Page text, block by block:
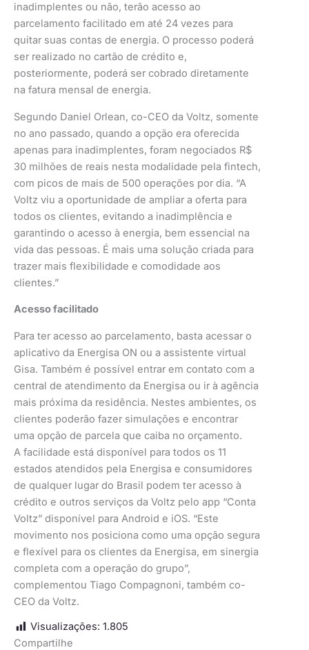
inadimplentes ou não, terão acesso ao
parcelamento facilitado em até 24 vezes para
quitar suas contas de energia. O processo poderá
ser realizado no cartão de crédito e,
posteriormente, poderá ser cobrado diretamente
na fatura mensal de energia.
Segundo Daniel Orlean, co-CEO da Voltz, somente
no ano passado, quando a opção era oferecida
apenas para inadimplentes, foram negociados R$
30 milhões de reais nesta modalidade pela fintech,
com picos de mais de 500 operações por dia. “A
Voltz viu a oportunidade de ampliar a oferta para
todos os clientes, evitando a inadimplência e
garantindo o acesso à energia, bem essencial na
vida das pessoas. É mais uma solução criada para
trazer mais flexibilidade e comodidade aos
clientes.”
Acesso facilitado
Para ter acesso ao parcelamento, basta acessar o
aplicativo da Energisa ON ou a assistente virtual
Gisa. Também é possível entrar em contato com a
central de atendimento da Energisa ou ir à agência
mais próxima da residência. Nestes ambientes, os
clientes poderão fazer simulações e encontrar
uma opção de parcela que caiba no orçamento.
A facilidade está disponível para todos os 11
estados atendidos pela Energisa e consumidores
de qualquer lugar do Brasil podem ter acesso à
crédito e outros serviços da Voltz pelo app “Conta
Voltz” disponível para Android e iOS. “Este
movimento nos posiciona como uma opção segura
e flexível para os clientes da Energisa, em sinergia
completa com a operação do grupo”,
complementou Tiago Compagnoni, também co-
CEO da Voltz.
Visualizações: 1.805
Compartilhe